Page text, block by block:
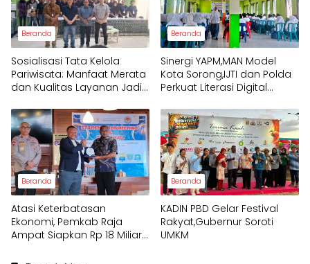
Beranda
Sosialisasi Tata Kelola
Pariwisata: Manfaat Merata
dan Kualitas Layanan Jadi
Beranda
Sinergi YAPM,MAN Model
Kota Sorong,IJTI dan Polda
Perkuat Literasi Digital
Beranda
Atasi Keterbatasan
Ekonomi, Pemkab Raja
Ampat Siapkan Rp 18 Miliar
Beranda
KADIN PBD Gelar Festival
Rakyat,Gubernur Soroti
UMKM